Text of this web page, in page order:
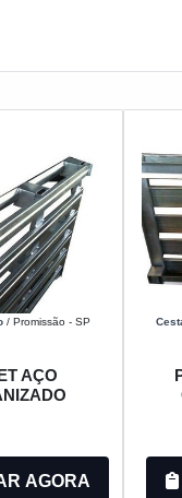
/ Promissão - SP
AÇO
AGORA